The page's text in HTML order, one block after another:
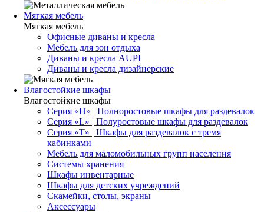
Мягкая мебель
Мягкая мебель
Офисные диваны и кресла
Мебель для зон отдыха
Диваны и кресла AUPI
Диваны и кресла дизайнерские
Влагостойкие шкафы
Влагостойкие шкафы
Серия «H» | Полноростовые шкафы для раздевалок
Серия «L» | Полуростовые шкафы для раздевалок
Серия «T» | Шкафы для раздевалок с тремя
кабинками
Мебель для маломобильных групп населения
Системы хранения
Шкафы инвентарные
Шкафы для детских учреждений
Скамейки, столы, экраны
Аксессуары